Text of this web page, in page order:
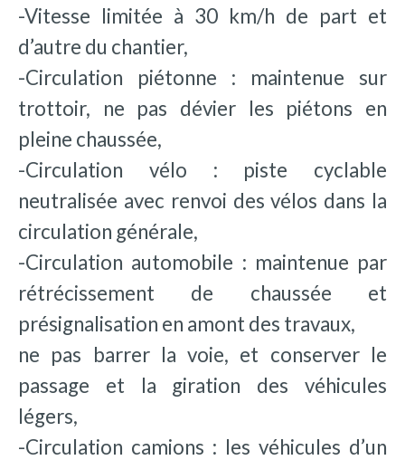
-Vitesse limitée à 30 km/h de part et
d’autre du chantier,
-Circulation piétonne : maintenue sur
trottoir, ne pas dévier les piétons en
pleine chaussée,
-Circulation vélo : piste cyclable
neutralisée avec renvoi des vélos dans la
circulation générale,
-Circulation automobile : maintenue par
rétrécissement de chaussée et
présignalisation en amont des travaux,
ne pas barrer la voie, et conserver le
passage et la giration des véhicules
légers,
-Circulation camions : les véhicules d’un